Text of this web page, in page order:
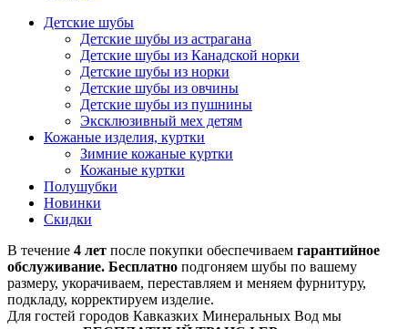
Детские шубы
Детские шубы из астрагана
Детские шубы из Канадской норки
Детские шубы из норки
Детские шубы из овчины
Детские шубы из пушнины
Эксклюзивный мех детям
Кожаные изделия, куртки
Зимние кожаные куртки
Кожаные куртки
Полушубки
Новинки
Скидки
В течение 4 лет после покупки обеспечиваем гарантийное
обслуживание. Бесплатно подгоняем шубы по вашему
размеру, укорачиваем, переставляем и меняем фурнитуру,
подкладу, корректируем изделие.
Для гостей городов Кавказких Минеральных Вод мы